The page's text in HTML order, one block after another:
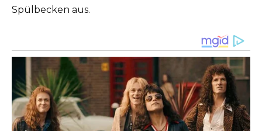
Spülbecken aus.